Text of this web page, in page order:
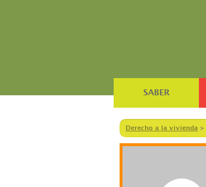
SABER
Derecho a la vivienda >